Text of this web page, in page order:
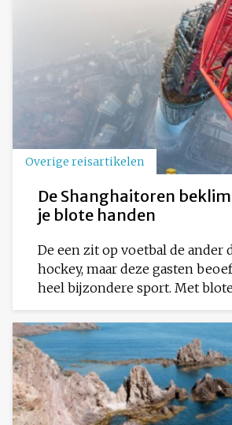
Overige reisartikelen
De Shanghaitoren
je blote handen
De een zit op voetbal de ander
hockey, maar deze gasten
heel bijzondere sport. Met